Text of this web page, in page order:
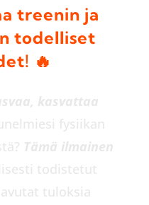
treenin ja
todelliset
🔥